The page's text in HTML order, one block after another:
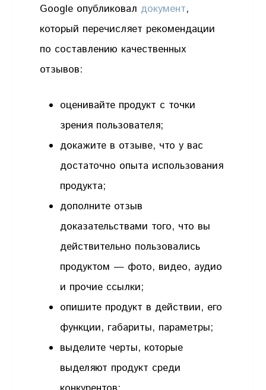
Google опубликовал документ,
который перечисляет рекомендации
по составлению качественных
отзывов:
оценивайте продукт с точки
зрения пользователя;
докажите в отзыве, что у вас
достаточно опыта использования
продукта;
дополните отзыв
доказательствами того, что вы
действительно пользовались
продуктом — фото, видео, аудио
и прочие ссылки;
опишите продукт в действии, его
функции, габариты, параметры;
выделите черты, которые
выделяют продукт среди